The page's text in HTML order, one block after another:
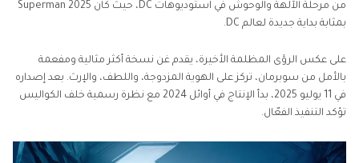
من مرحلة الآلهة والوحوش في استوديوهات DC، حيث كان Superman 2025
بمثابة بداية جديدة لعالم DC.
على عكس الرؤى المظلمة الأخيرة، يقدم غن نسخة أكثر مثالية ومفعمة
بالأمل من سوبرمان، تركز على الهوية المزدوجة، واللطف، والإرث. بعد إصداره
في 11 يوليو 2025، بدأ الإنتاج في أوائل 2024 مع نظرة رسمية خلف الكواليس
تؤكد التنفيذ الفعّال.